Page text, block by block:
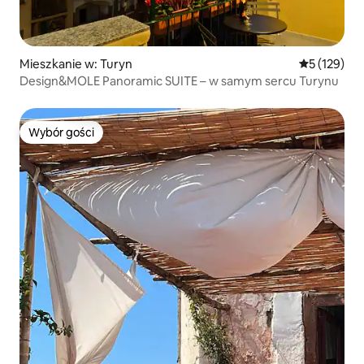
Mieszkanie w: Turyn Średnia
5 (129)
Design&MOLE Panoramic SUITE – w samym sercu Turynu
Wybór gości
Wybór gości